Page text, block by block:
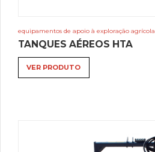
equipamentos de apoio à exploração agrícola
TANQUES AÉREOS HTA
VER PRODUTO